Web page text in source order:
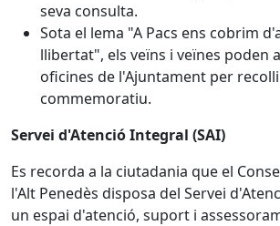
seva consulta.
Sota el lema "A Pacs ens cobrim
llibertat", els veïns i veïnes poden
oficines de l'Ajuntament per
commemoratiu.
Servei d'Atenció Integral (SAI)
Es recorda a la ciutadania que el
l'Alt Penedès disposa del Servei
un espai d'atenció, suport i